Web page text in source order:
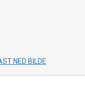
NED BILDE